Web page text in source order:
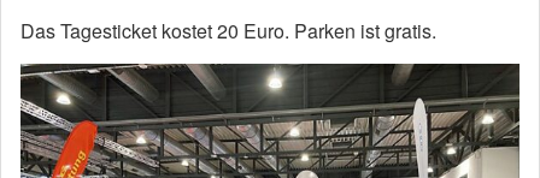
Das Tagesticket kostet 20 Euro. Parken ist gratis.